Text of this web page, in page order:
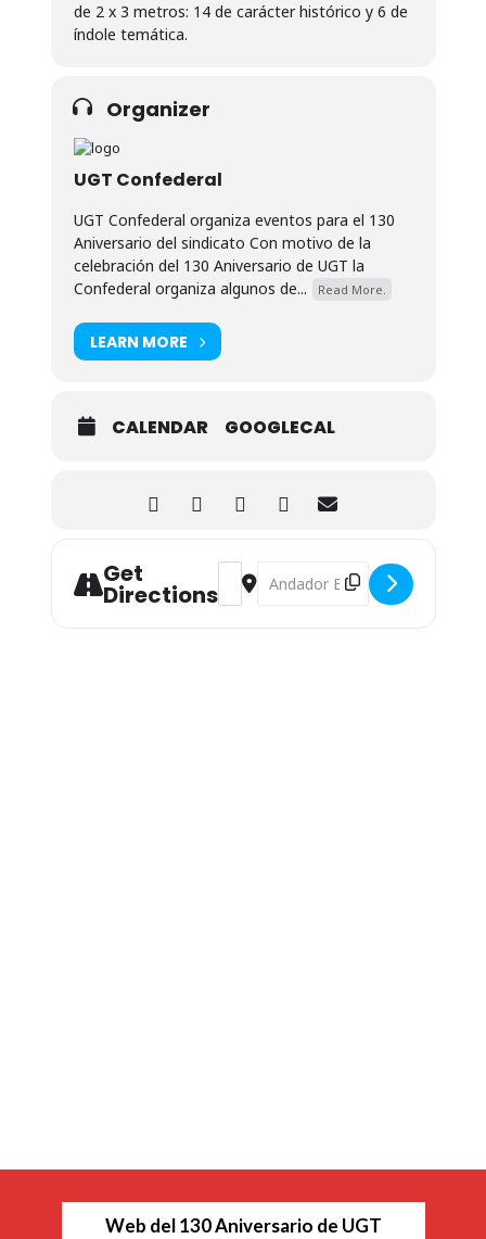
de 2 x 3 metros: 14 de carácter histórico y 6 de
índole temática.
Organizer
UGT Confederal
UGT Confederal organiza eventos para el 130
Aniversario del sindicato Con motivo de la
celebración del 130 Aniversario de UGT la
Confederal organiza algunos de...
Read More.
LEARN MORE
CALENDAR GOOGLECAL
Get
Directions
Address - Exposición Permanente:
Destination Address -
Web del 130 Aniversario de UGT